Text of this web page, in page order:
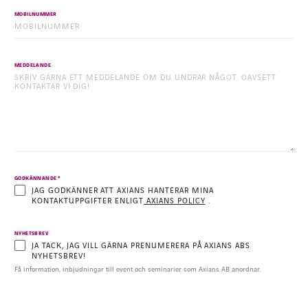
MOBILNUMMER
MEDDELANDE
GODKÄNNANDE *
JAG GODKÄNNER ATT AXIANS HANTERAR MINA
KONTAKTUPPGIFTER ENLIGT AXIANS POLICY .
NYHETSBREV
JA TACK, JAG VILL GÄRNA PRENUMERERA PÅ AXIANS ABS
NYHETSBREV!
Få information, inbjudningar till event och seminarier som Axians AB anordnar.